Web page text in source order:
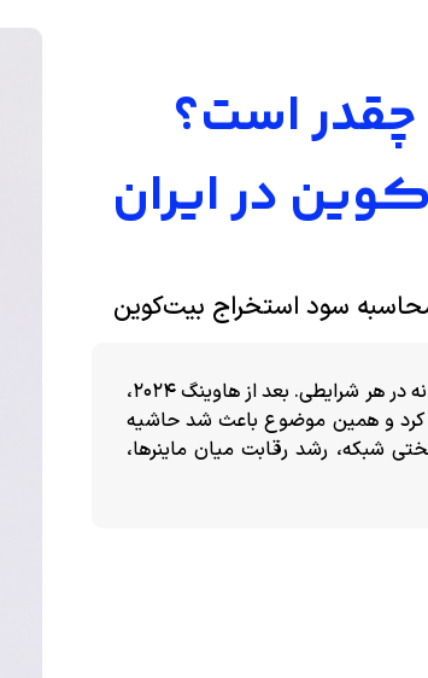
درآمد ماینرها در سال ۱۴۰۵ چقدر است؟
در ایران
۱۴۰۵ چقدر است؟ محاسبه سود استخراج بیت‌کوین
استخراج ارز دیجیتال هنوز می‌تواند سودآور باشد، اما نه برای همه و نه در هر شرایطی. بعد از هاوینگ ۲۰۲۴،
۳.۱۲۵ بیت‌کوین کاهش پیدا کرد و همین موضوع باعث شد حاشیه
شبکه، رشد رقابت میان ماینرها،